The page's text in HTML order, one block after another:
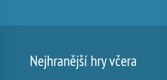
Nejhranější hry včera